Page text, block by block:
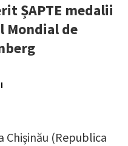
ȘAPTE medalii
Mondial de
Chișinău (Republica